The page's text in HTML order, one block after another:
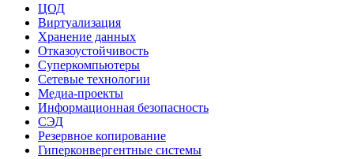
ЦОД
Виртуализация
Хранение данных
Отказоустойчивость
Суперкомпьютеры
Сетевые технологии
Медиа-проекты
Информационная безопасность
СЭД
Резервное копирование
Гиперконвергентные системы